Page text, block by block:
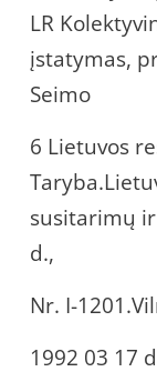
LR
įstatymas,
Seimo
6 Lietuvos
susitarimų
d.,
Nr. I-
1992 03 17